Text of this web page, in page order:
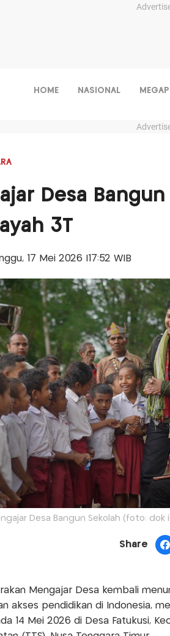
HOME NASIONAL
Desa Bangun
3T
17 Mei 2026 |17:52 WIB
Desa Bangun Sekolah (foto: dok
Share
Mengajar Desa kembali
akses pendidikan di Indonesia,
14 Mei 2026 di Desa Fatukusi,